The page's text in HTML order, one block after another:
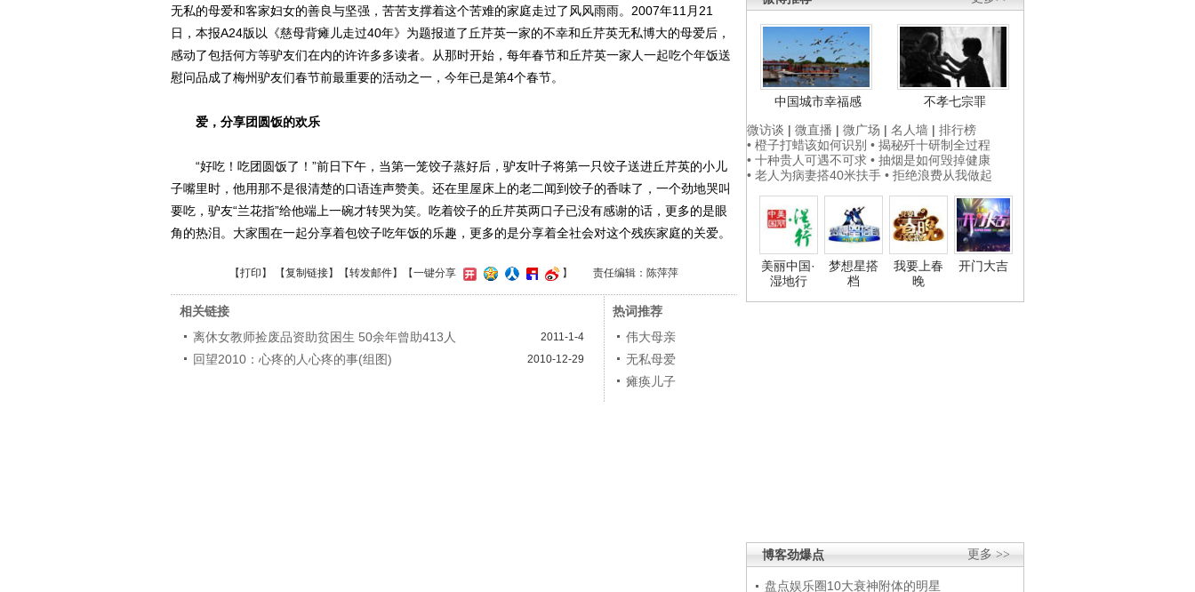
中国城市幸福感
不孝七宗罪
微访谈 | 微直播 | 微广场 | 名人墙 | 排行榜
• 橙子打蜡该如何识别 • 揭秘歼十研制全过程
• 十种贵人可遇不可求 • 抽烟是如何毁掉健康
• 老人为病妻搭40米扶手 • 拒绝浪费从我做起
美丽中国·
湿地行
梦想星搭
档
我要上春
晚
开门大吉
更多 >>
博客劲爆点
盘点娱乐圈10大衰神附体的明星
无私的母爱和客家妇女的善良与坚强，苦苦支撑着这个苦难的家庭走过了风风雨雨。2007年11月21
日，本报A24版以《慈母背瘫儿走过40年》为题报道了丘芹英一家的不幸和丘芹英无私博大的母爱后，
感动了包括何方等驴友们在内的许许多多读者。从那时开始，每年春节和丘芹英一家人一起吃个年饭送
慰问品成了梅州驴友们春节前最重要的活动之一，今年已是第4个春节。
爱，分享团圆饭的欢乐
“好吃！吃团圆饭了！”前日下午，当第一笼饺子蒸好后，驴友叶子将第一只饺子送进丘芹英的小儿
子嘴里时，他用那不是很清楚的口语连声赞美。还在里屋床上的老二闻到饺子的香味了，一个劲地哭叫
要吃，驴友“兰花指”给他端上一碗才转哭为笑。吃着饺子的丘芹英两口子已没有感谢的话，更多的是眼
角的热泪。大家围在一起分享着包饺子吃年饭的乐趣，更多的是分享着全社会对这个残疾家庭的关爱。
【打印 】 【复制链接】【转发邮件】 【一键分享 】 责任编辑：陈萍萍
相关链接
离休女教师捡废品资助贫困生 50余年曾助413人
2011-1-4
回望2010：心疼的人心疼的事(组图) 2010-12-29
热词推荐
伟大母亲
无私母爱
瘫痪儿子